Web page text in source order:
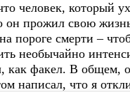
человек, который
он прожил свою
пороге смерти –
необычайно
как факел. В общем,
написал, что я